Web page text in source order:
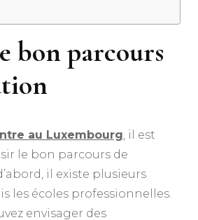
bon parcours
au Luxembourg , il est
le bon parcours de
il existe plusieurs
les écoles professionnelles.
envisager des